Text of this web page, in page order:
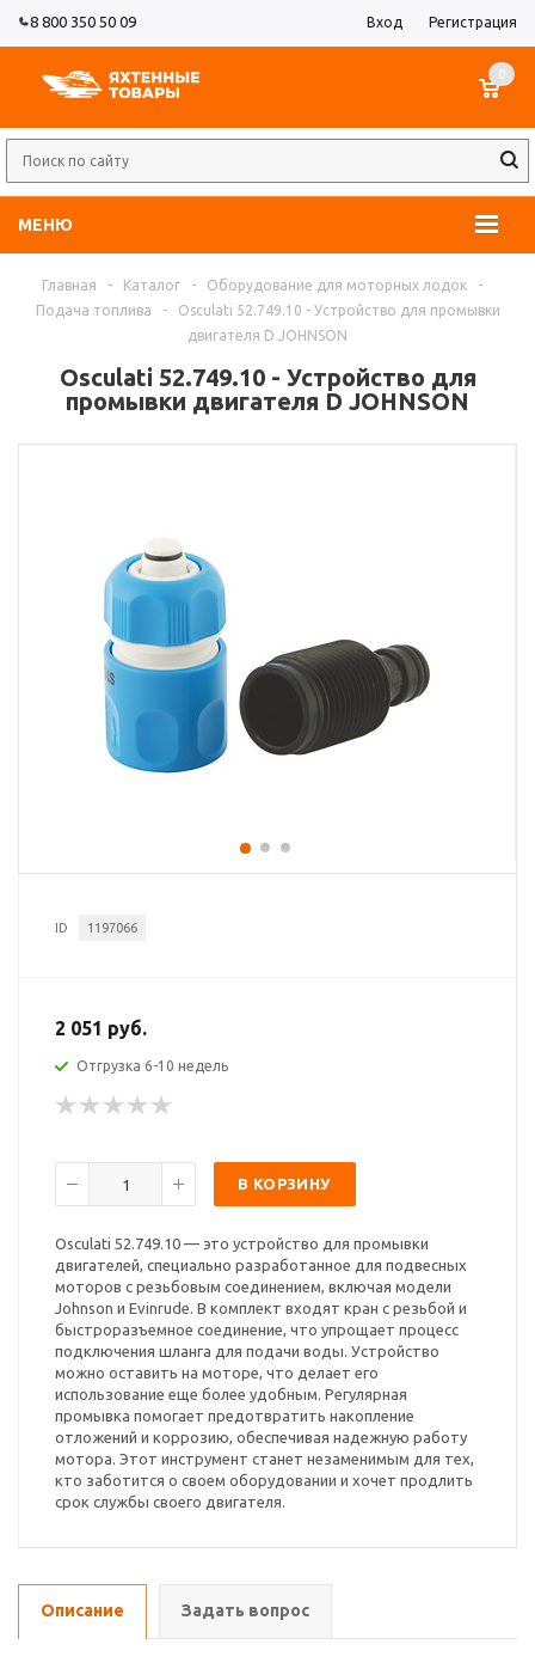
8 800 350 50 09 Вход Регистрация
МЕНЮ
0
Главная - Каталог - Оборудование для моторных лодок
-
Подача топлива
-
Osculati 52.749.10 - Устройство для промывки
двигателя D JOHNSON
Osculati 52.749.10 - Устройство для
промывки двигателя D JOHNSON
ID 1197066
2 051 руб.
Отгрузка 6-10 недель
В КОРЗИНУ
Osculati 52.749.10 — это устройство для промывки
двигателей, специально разработанное для подвесных
моторов с резьбовым соединением, включая модели
Johnson и Evinrude. В комплект входят кран с резьбой и
быстроразъемное соединение, что упрощает процесс
подключения шланга для подачи воды. Устройство
можно оставить на моторе, что делает его
использование еще более удобным. Регулярная
промывка помогает предотвратить накопление
отложений и коррозию, обеспечивая надежную работу
мотора. Этот инструмент станет незаменимым для тех,
кто заботится о своем оборудовании и хочет продлить
срок службы своего двигателя.
Описание Задать вопрос